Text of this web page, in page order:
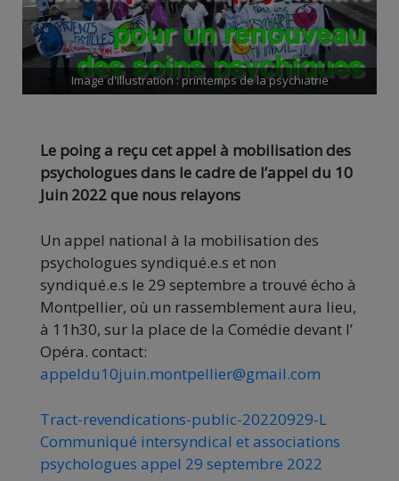
Image d'illustration : printemps de la psychiatrie
Le poing a reçu cet appel à mobilisation des
psychologues dans le cadre de l’appel du 10
Juin 2022 que nous relayons
Un appel national à la mobilisation des
psychologues syndiqué.e.s et non
syndiqué.e.s le 29 septembre a trouvé écho à
Montpellier, où un rassemblement aura lieu,
à 11h30, sur la place de la Comédie devant l’
Opéra. contact:
appeldu10juin.montpellier@gmail.com
Tract-revendications-public-20220929-L
Communiqué intersyndical et associations
psychologues appel 29 septembre 2022